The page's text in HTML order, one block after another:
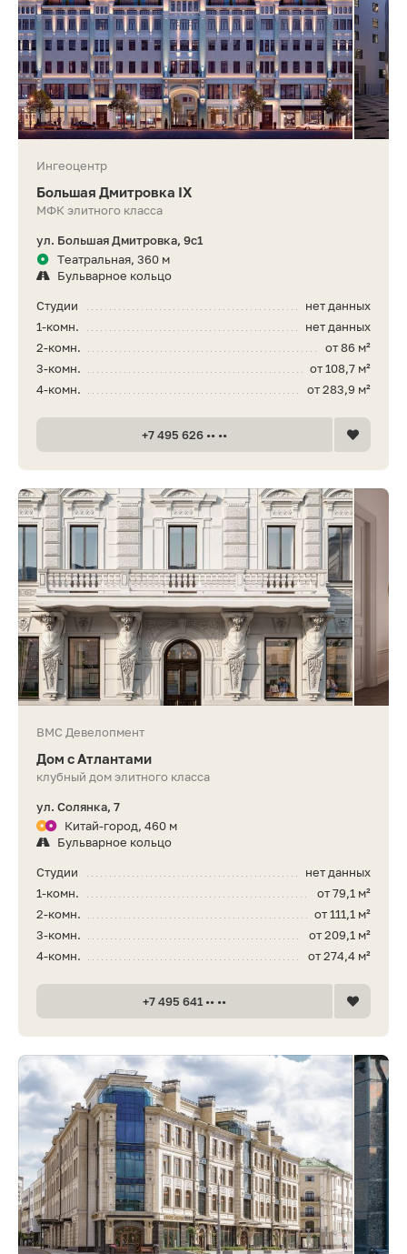
Ингеоцентр
Большая Дмитровка IX
МФК элитного класса
ул. Большая Дмитровка, 9с1
Театральная, 360 м
Бульварное кольцо
нет данных
Студии
нет данных
1-комн.
от 86 м²
2-комн.
от 108,7 м²
3-комн.
от 283,9 м²
4-комн.
+7 495 626 •• ••
ВМС Девелопмент
Дом с Атлантами
клубный дом элитного класса
ул. Солянка, 7
Китай-город, 460 м
Бульварное кольцо
нет данных
Студии
от 79,1 м²
1-комн.
от 111,1 м²
2-комн.
от 209,1 м²
3-комн.
от 274,4 м²
4-комн.
+7 495 641 •• ••